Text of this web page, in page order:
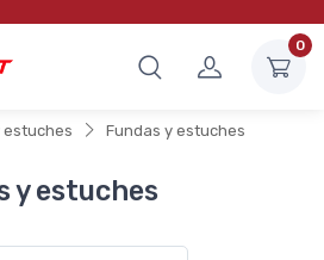
0
estuches
Fundas y estuches
y estuches